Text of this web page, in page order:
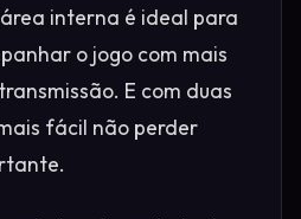
interna é ideal para
o jogo com mais
E com duas
fácil não perder